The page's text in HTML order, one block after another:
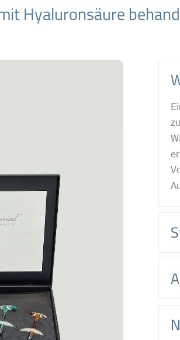
Hyaluronsäure